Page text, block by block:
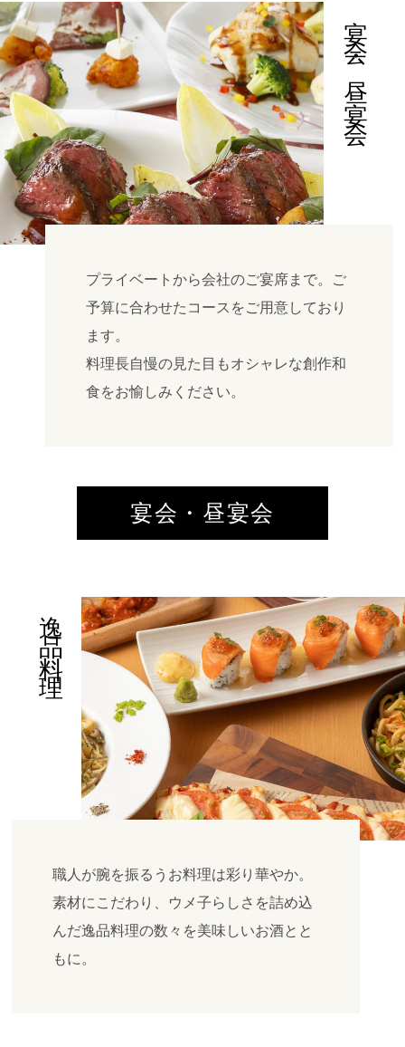
宴会・昼宴会
プライベートから会社のご宴席まで。ご
予算に合わせたコースをご用意しており
ます。
料理長自慢の見た目もオシャレな創作和
食をお愉しみください。
宴会・昼宴会
逸品料理
職人が腕を振るうお料理は彩り華やか。
素材にこだわり、ウメ子らしさを詰め込
んだ逸品料理の数々を美味しいお酒とと
もに。